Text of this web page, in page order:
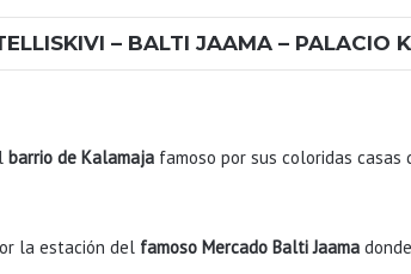
– BALTI JAAMA – PALACIO
barrio de Kalamaja famoso por sus coloridas casas
la estación del famoso Mercado Balti Jaama